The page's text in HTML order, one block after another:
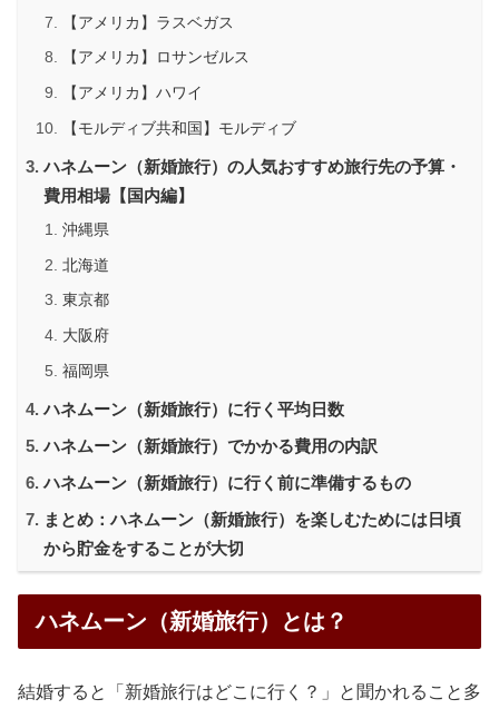
【アメリカ】ラスベガス
【アメリカ】ロサンゼルス
【アメリカ】ハワイ
【モルディブ共和国】モルディブ
ハネムーン（新婚旅行）の人気おすすめ旅行先の予算・
費用相場【国内編】
沖縄県
北海道
東京都
大阪府
福岡県
ハネムーン（新婚旅行）に行く平均日数
ハネムーン（新婚旅行）でかかる費用の内訳
ハネムーン（新婚旅行）に行く前に準備するもの
まとめ：ハネムーン（新婚旅行）を楽しむためには日頃
から貯金をすることが大切
ハネムーン（新婚旅行）とは？
結婚すると「新婚旅行はどこに行く？」と聞かれること多